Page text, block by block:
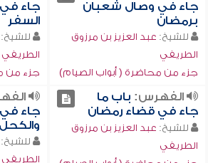
جاء في وصال شعبان
برمضان
للشيخ: عبد العزيز بن مرزوق
الطريفي
جزء من محاضرة ( أبواب الصيام)
جاء
السفر
للشيخ:
الطريفي
جزء من
الفهرس: باب ما
جاء في قضاء رمضان
للشيخ: عبد العزيز بن مرزوق
الطريفي
جاء
للشيخ:
الطريفي